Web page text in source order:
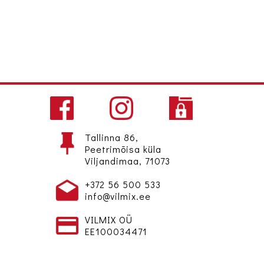
Tallinna 86,
Peetrimõisa küla
Viljandimaa, 71073
+372 56 500 533
info@vilmix.ee
VILMIX OÜ
EE100034471